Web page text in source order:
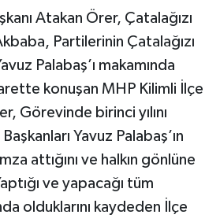
Atakan Örer, Çatalağızı
Partilerinin Çatalağızı
Palabaş’ı makamında
konuşan MHP Kilimli İlçe
Görevinde birinci yılını
Yavuz Palabaş’ın
attığını ve halkın gönlüne
ve yapacağı tüm
olduklarını kaydeden İlçe